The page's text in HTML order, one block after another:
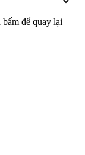
bấm để quay lại